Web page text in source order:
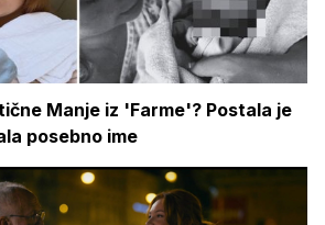
Manje iz 'Farme'? Postala je
posebno ime